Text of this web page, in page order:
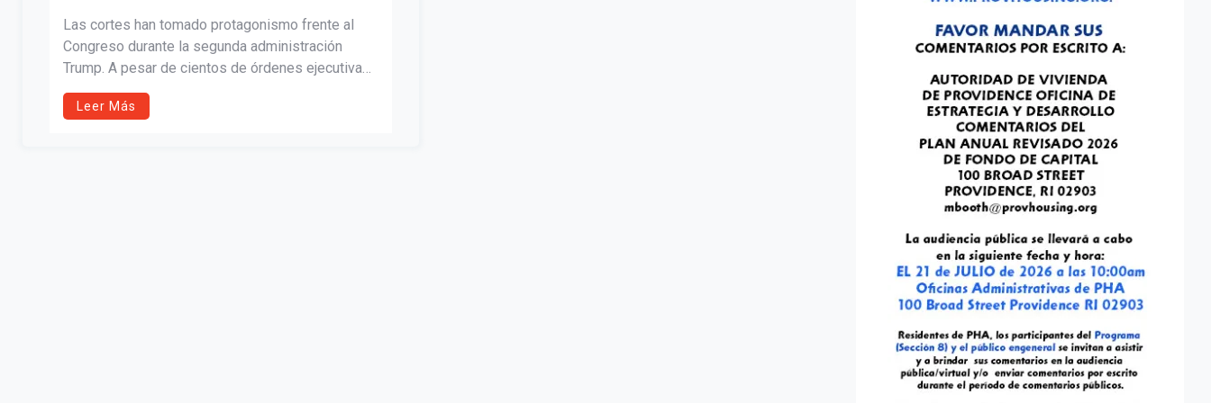
Las cortes han tomado protagonismo frente al
Congreso durante la segunda administración
Trump. A pesar de cientos de órdenes ejecutivas,
ha sido el sistema judicial —y no las legislaturas—
quien ha frenado o permitido su avance. ¿Qué
Leer Más